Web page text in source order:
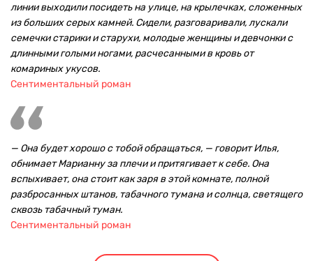
линии выходили посидеть на улице, на крылечках, сложенных
из больших серых камней. Сидели, разговаривали, лускали
семечки старики и старухи, молодые женщины и девчонки с
длинными голыми ногами, расчесанными в кровь от
комариных укусов.
Сентиментальный роман
— Она будет хорошо с тобой обращаться, — говорит Илья,
обнимает Марианну за плечи и притягивает к себе. Она
вспыхивает, она стоит как заря в этой комнате, полной
разбросанных штанов, табачного тумана и солнца, светящего
сквозь табачный туман.
Сентиментальный роман